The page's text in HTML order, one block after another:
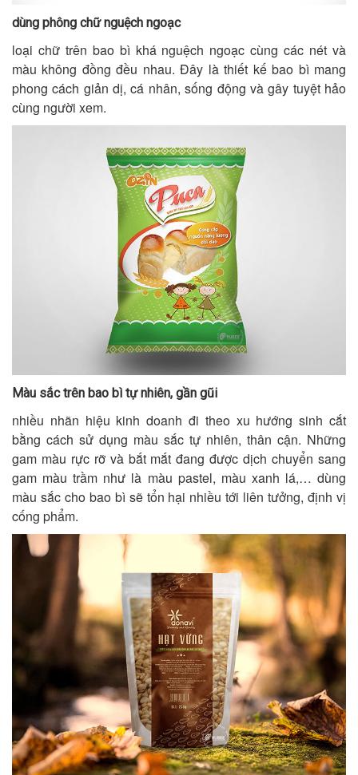
dùng phông chữ nguệch ngoạc
loại chữ trên bao bì khá nguệch ngoạc cùng các nét và
màu không đồng đều nhau. Đây là thiết kế bao bì mang
phong cách giản dị, cá nhân, sống động và gây tuyệt hảo
cùng người xem.
Màu sắc trên bao bì tự nhiên, gần gũi
nhiều nhãn hiệu kinh doanh đi theo xu hướng sinh cắt
bằng cách sử dụng màu sắc tự nhiên, thân cận. Những
gam màu rực rỡ và bắt mắt đang được dịch chuyển sang
gam màu trầm như là màu pastel, màu xanh lá,… dùng
màu sắc cho bao bì sẽ tổn hại nhiều tới liên tưởng, định vị
cống phẩm.